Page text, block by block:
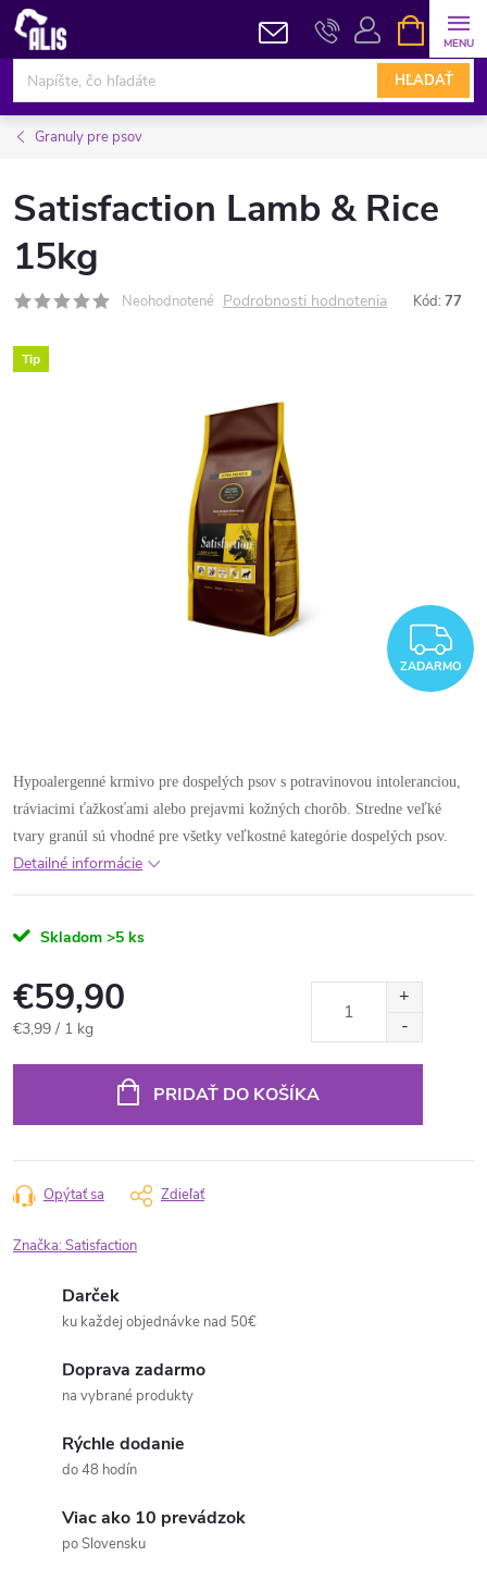
Prejsť
obsah
HĽADAŤ
KOŠÍK
Granuly pre psov
Satisfaction Lamb & Rice
15kg
Neohodnotené Podrobnosti hodnotenia Kód: 77
Tip
ZADARMO
Hypoalergenné krmivo pre dospelých psov s potravinovou intoleranciou,
tráviacimi ťažkosťami alebo prejavmi kožných chorôb. Stredne veľké
tvary granúl sú vhodné pre všetky veľkostné kategórie dospelých psov.
Detailné informácie
Skladom >5 ks
€59,90
Jednotková
€3,99 / 1 kg
PRIDAŤ DO KOŠÍKA
Opýtať sa Zdieľať
Značka:Satisfaction
Darček
ku každej objednávke nad 50€
Doprava zadarmo
na vybrané produkty
Rýchle dodanie
do 48 hodín
Viac ako 10 prevádzok
po Slovensku